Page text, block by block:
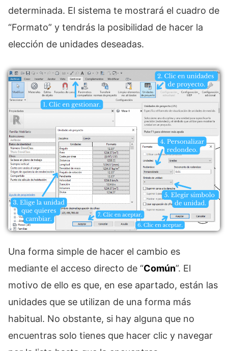
determinada. El sistema te mostrará el cuadro de
“Formato” y tendrás la posibilidad de hacer la
elección de unidades deseadas.
Una forma simple de hacer el cambio es
mediante el acceso directo de “Común”. El
motivo de ello es que, en ese apartado, están las
unidades que se utilizan de una forma más
habitual. No obstante, si hay alguna que no
encuentras solo tienes que hacer clic y navegar